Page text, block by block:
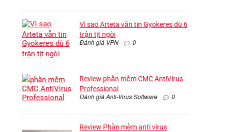
Vì sao Arteta vẫn tin Gyokeres dù 6
trận tịt ngòi
Đánh giá VPN 0
Review phần mềm CMC AntiVirus
Professional
Đánh giá Anti-Virus Software 0
Review Phần mềm anti virus